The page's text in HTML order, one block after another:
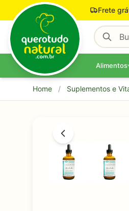
Pular para o conteúdo Frete
Alimentos
Home / Suplementos e